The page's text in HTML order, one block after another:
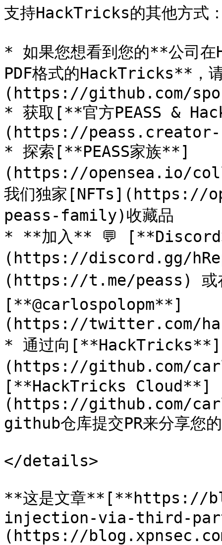
支持HackTricks的其他方式
* 如果您想看到您的**公司
PDF格式的HackTricks**，
(https://github.com/
* 获取[**官方PEASS &
(https://peass.creator-
* 探索[**PEASS家族**]
(https://opensea.io/
我们独家
peass-family)收藏品
* **加入** 💬
(https://discord.gg/
(https://t.me/peass) 或
[**@carlospolopm**]
(https://twitter.com/
* 通过向[**HackTricks**]
(https://github.com/
[**HackTricks Cloud**]
(https://github.com/
github仓库提交PR来分享您
</details>
**这是文章**[**https://
injection-via-third-
(https://